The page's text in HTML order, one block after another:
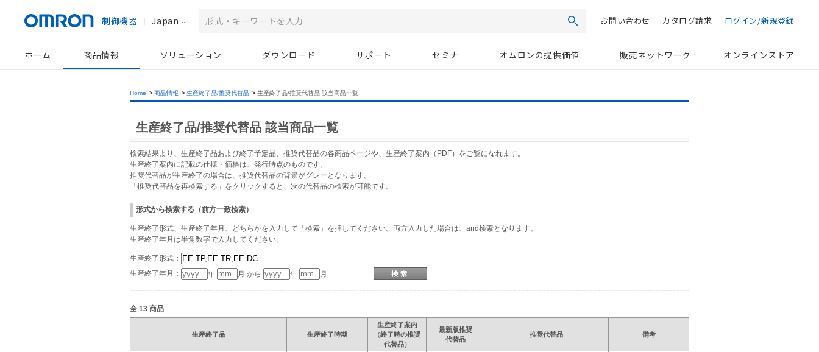
制御機器 Japan 検索お問い合わせ カタログ請求 ログイン/新規登録
ホーム 商品情報 ソリューション ダウンロード サポート セミナ オムロンの提供価値 販売ネットワーク オンラインストア
Home >商品情報 >生産終了品/推奨代替品 >生産終了品/推奨代替品 該当商品一覧
生産終了品/推奨代替品 該当商品一覧
検索結果より、生産終了品および終了予定品、推奨代替品の各商品ページや、生産終了案内（PDF）をご覧になれます。
生産終了案内に記載の仕様・価格は、発行時点のものです。
推奨代替品が生産終了の場合は、推奨代替品の背景がグレーとなります。
「推奨代替品を再検索する」をクリックすると、次の代替品の検索が可能です。
形式から検索する（前方一致検索）
生産終了形式、生産終了年月、どちらかを入力して「検索」を押してください。両方入力した場合は、and検索となります。
生産終了年月は半角数字で入力してください。
生産終了形式：
生産終了年月：
年 月 から 年 月
全 13 商品
生産終了品 生産終了時期
生産終了案内
（終了時の推奨
代替品）
最新版推奨
代替品
推奨代替品 備考